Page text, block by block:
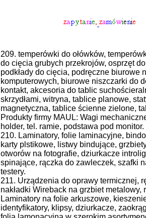
209. temperówki do ołówków,
do cięcia grubych przekrojów, osprzęt
podkłady do cięcia, podręczne biurowe
komputerowych, biurowe niszczarki do
kontakt, akcesoria do tablic
skrzydłami, witryna, tablice planowe,
magnetyczna, tablice ścienne zielone,
Produkty firmy MAUL: Wagi
holder, tel. ramie, podstawa pod monitor.
210. Laminatory, folie laminacyjne,
karty plstikowe, listwy bindujące,
otworów na fotografie, dziurkacze
spinające, rączka do zawleczek, szafki
testery.
211. Urządzenia do oprawy termicznej,
nakładki Wireback na grzbiet
Laminatory na folie arkuszowe,
identyfikatory, klipsy, dziurkacze,